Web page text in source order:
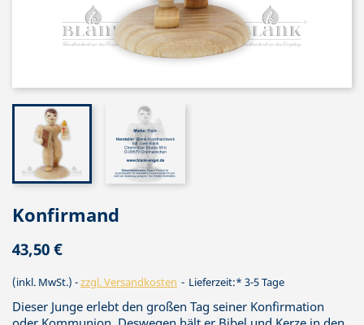
Konfirmand
43,50 €
(inkl. MwSt.) zzgl. Versandkosten Lieferzeit:* 3-5 Tage
Dieser Junge erlebt den großen Tag seiner Konfirmation